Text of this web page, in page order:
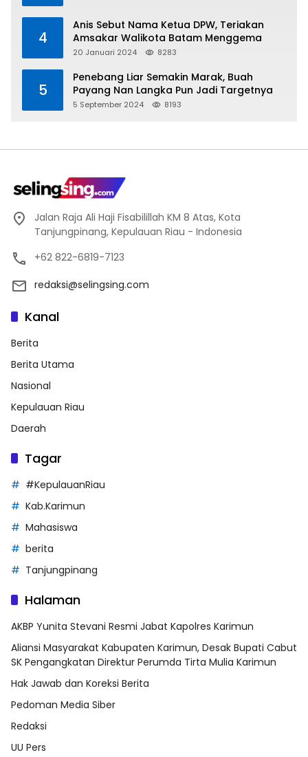
4
Anis Sebut Nama Ketua DPW, Teriakan
Amsakar Walikota Batam Menggema
20 Januari 2024 8283
5
Penebang Liar Semakin Marak, Buah
Payang Nan Langka Pun Jadi Targetnya
5 September 2024 8193
Jalan Raja Ali Haji Fisabilillah KM 8 Atas, Kota
Tanjungpinang, Kepulauan Riau - Indonesia
+62 822-6819-7123
redaksi@selingsing.com
Kanal
Berita
Berita Utama
Nasional
Kepulauan Riau
Daerah
Tagar
#KepulauanRiau
Kab.Karimun
Mahasiswa
berita
Tanjungpinang
Halaman
AKBP Yunita Stevani Resmi Jabat Kapolres Karimun
Aliansi Masyarakat Kabupaten Karimun, Desak Bupati Cabut
SK Pengangkatan Direktur Perumda Tirta Mulia Karimun
Hak Jawab dan Koreksi Berita
Pedoman Media Siber
Redaksi
UU Pers